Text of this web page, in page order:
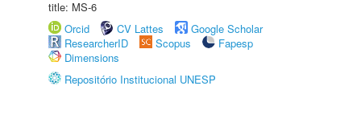
title: MS-6
Orcid
CV Lattes
Google Scholar
ResearcherID
Scopus
Fapesp
Dimensions
Repositório Institucional UNESP